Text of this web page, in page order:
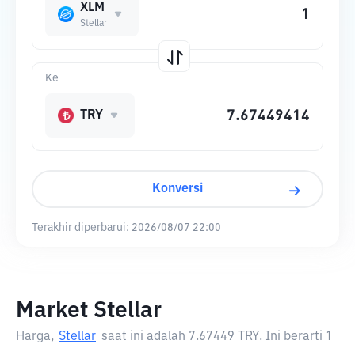
XLM
Stellar
Ke
TRY
Konversi
Terakhir diperbarui: 2026/08/07 22:00
Market Stellar
Harga, Stellar saat ini adalah 7.67449 TRY. Ini berarti 1